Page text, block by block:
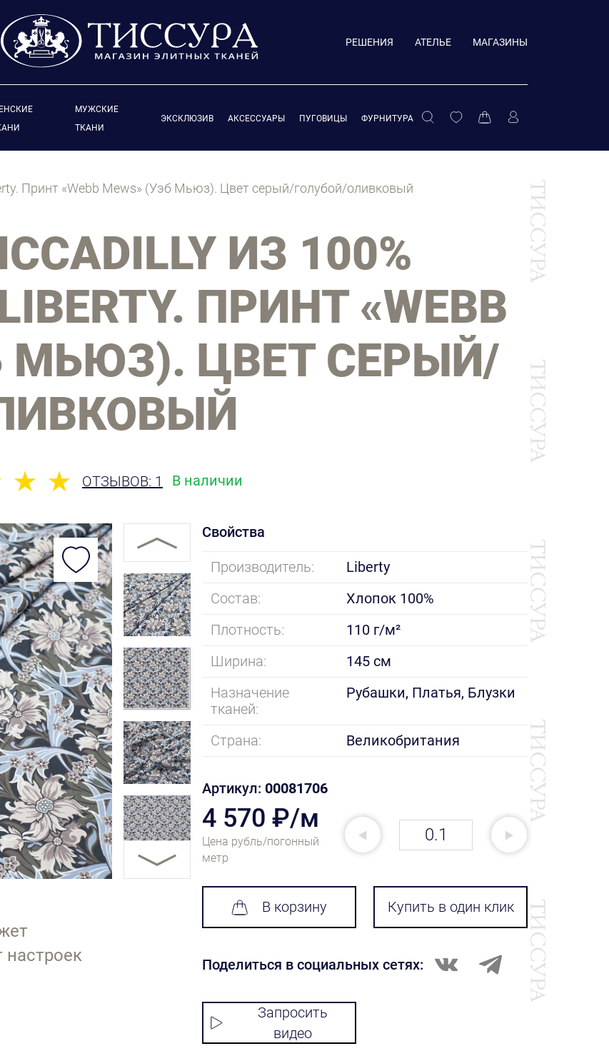
РЕШЕНИЯ АТЕЛЬЕ МАГАЗИНЫ
МУЖСКИЕ
ТКАНИ
ЭКСКЛЮЗИВ АКСЕССУАРЫ ПУГОВИЦЫ ФУРНИТУРА
Принт «Webb Mews» (Уэб Мьюз). Цвет серый/голубой/оливковый
ИЗ 100%
ПРИНТ «WEBB
МЬЮЗ). ЦВЕТ СЕРЫЙ/
ОТЗЫВОВ: 1 В наличии
настроек
Свойства
Производитель:
Liberty
Состав:
Хлопок 100%
Плотность:
110 г/м²
Ширина:
145 см
Назначение
тканей:
Рубашки, Платья, Блузки
Страна: Великобритания
Артикул: 00081706
4 570 ₽/м
Цена рубль/погонный
метр
В корзину Купить в один клик
Поделиться в социальных сетях:
Запросить
видео